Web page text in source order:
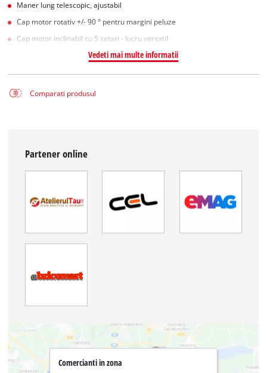
Maner lung telescopic, ajustabil
Cap motor rotativ +/- 90 ° pentru margini peluze
Cap motor inclinabil cu 5 setari - lucru versatil
Vedeti mai multe informatii
Comparati produsul
Partener online
Comercianti in zona